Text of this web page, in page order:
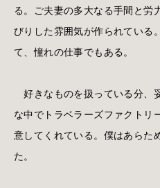
る。ご夫妻の多大なる手間と労
びりした雰囲気が作られている
て、憧れの仕事でもある。
好きなものを扱っている分、
な中でトラベラーズファクトリ
意してくれている。僕はあらた
た。